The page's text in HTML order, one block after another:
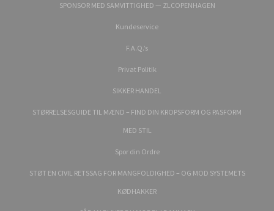
SPONSOR MED SAMVITTIGHED — ZLCOPENHAGEN
Kundeservice
F.A.Q.’s
Privat Politik
SIKKER HANDEL
STØRRELSESGUIDE TIL MÆND – FIND DIN KROPSFORM OG PASFORM
MED STIL
Spor din Ordre
STØT EN CIVIL RETSSAG FOR MANGFOLDIGHED – OG MOD SYSTEMETS
KØDHAKKER